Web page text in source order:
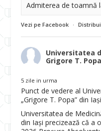
Admiterea de toamnă
Vezi pe Facebook ·
Universitatea
Grigore T.
5 zile in urma
Punct de vedere al
„Grigore T. Popa” din Iași
Universitatea de
din Iași precizează că a